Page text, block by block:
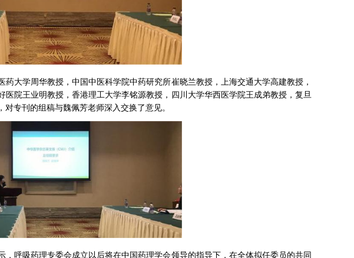
大学周华教授，中国中医科学院中药研究所崔晓兰教授，上海交通大学高建教授，
院王业明教授，香港理工大学李铭源教授，四川大学华西医学院王成弟教授，复旦
专刊的组稿与魏佩芳老师深入交换了意见。
呼吸药理专委会成立以后将在中国药理学会领导的指导下，在全体拟任委员的共同